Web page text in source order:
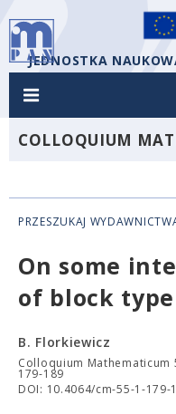
JEDNOSTKA
COLLOQUIUM
PRZESZUKAJ
On some
of block type
B. Florkiewicz
Colloquium Mathematicum
179-189
DOI: 10.4064/cm-55-1-179-